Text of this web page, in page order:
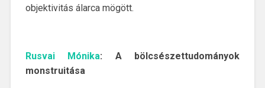
objektivitás álarca mögött.
Rusvai Mónika: A bölcsészettudományok
monstruitása